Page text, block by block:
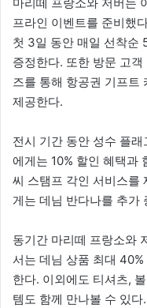
마리떼 프랑소와 저버는
프라인 이벤트를 준비했
첫 3일 동안 매일 선착순
증정한다. 또한 방문 고
즈를 통해 항공권 기프트
제공한다.
전시 기간 동안 성수 플
에게는 10% 할인 혜택과
씨 스탬프 각인 서비스를
게는 데님 반다나를 추가
동기간 마리떼 프랑소와
서는 데님 상품 최대
한다. 이외에도 티셔츠,
템도 함께 만나볼 수 있다.